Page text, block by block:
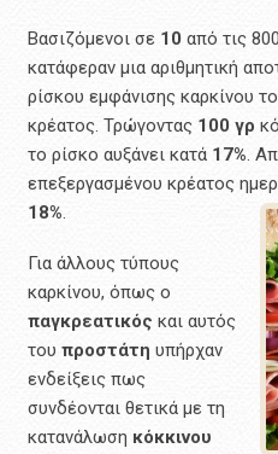
Βασιζόμενοι σε 10από τις
κατάφεραν μια αριθμητική
ρίσκου εμφάνισης καρκίνου
κρέατος. Τρώγοντας 100 γρ
το ρίσκο αυξάνει κατά 17%.
επεξεργασμένου κρέατος
18%.
Για άλλους τύπους
καρκίνου, όπως ο
παγκρεατικός και αυτός
του προστάτη υπήρχαν
ενδείξεις πως
συνδέονται θετικά με τη
κατανάλωση κόκκινου